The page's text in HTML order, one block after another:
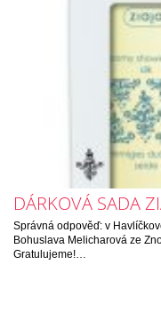
DÁRKOVÁ SADA
Správná odpověď: v
Bohuslava Melicharová ze
Gratulujeme!…